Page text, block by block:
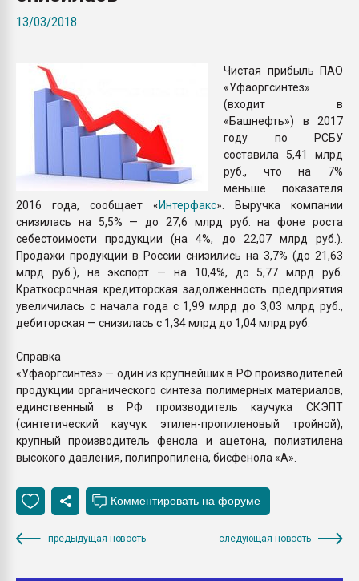
13/03/2018
Чистая прибыль ПАО
«Уфаоргсинтез»
(входит в
«Башнефть») в 2017
году по РСБУ
составила 5,41 млрд
руб., что на 7%
меньше показателя
2016 года, сообщает «Интерфакс». Выручка компании
снизилась на 5,5% — до 27,6 млрд руб. на фоне роста
себестоимости продукции (на 4%, до 22,07 млрд руб.).
Продажи продукции в России снизились на 3,7% (до 21,63
млрд руб.), на экспорт — на 10,4%, до 5,77 млрд руб.
Краткосрочная кредиторская задолженность предприятия
увеличилась с начала года с 1,99 млрд до 3,03 млрд руб.,
дебиторская — снизилась с 1,34 млрд до 1,04 млрд руб.
Справка
«Уфаоргсинтез» — один из крупнейших в РФ производителей
продукции органического синтеза полимерных материалов,
единственный в РФ производитель каучука СКЭПТ
(синтетический каучук этилен-пропиленовый тройной),
крупный производитель фенола и ацетона, полиэтилена
высокого давления, полипропилена, бисфенола «А».
предыдущая новость следующая новость